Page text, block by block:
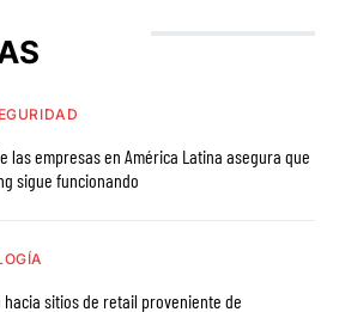
las empresas en América Latina asegura que
sigue funcionando
hacia sitios de retail proveniente de